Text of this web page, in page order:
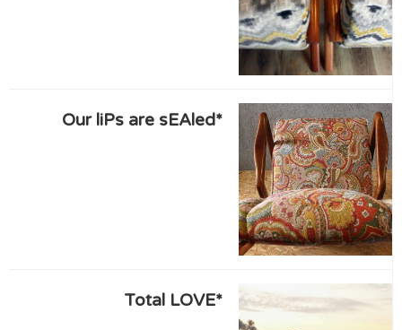
*Our liPs are sEAled
*Total LOVE